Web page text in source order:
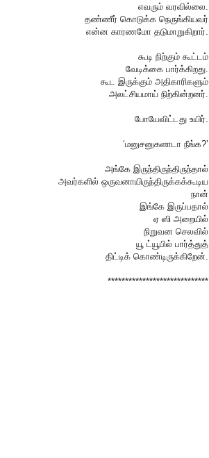
எவரும் வரவில்லை.
தண்ணீர் கொடுக்க நெருங்கியவர்
என்ன காரணமோ தடுமாறுகிறார்.
கூடி நிற்கும் கூட்டம்
வேடிக்கை பார்க்கிறது.
கூட இருக்கும் அதிகாரிகளும்
அலட்சியமாய் நிற்கின்றனர்.
போயேவிட்டது உயிர்.
‘மனுசனுகளாடா நீங்க?’
அங்கே இருந்திருந்திருந்தால்
அவர்களில் ஒருவனாயிருந்திருக்கக்கூடிய
நான்
இங்கே இருப்பதால்
ஏ ஸி அறையில்
நிறுவன செலவில்
யூ ட்யூபில் பார்த்துத்
திட்டிக் கொண்டிருக்கிறேன்.
*****************************